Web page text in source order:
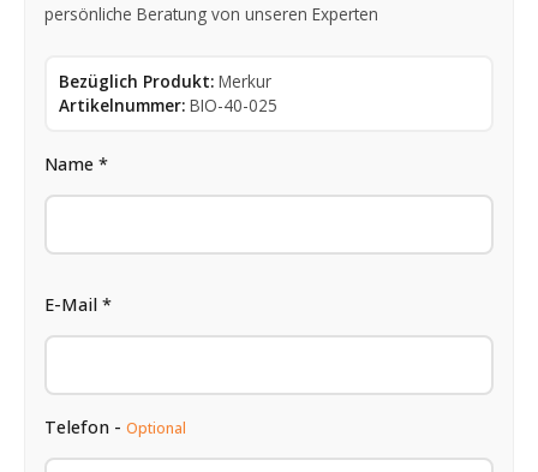
persönliche Beratung von unseren Experten
Bezüglich Produkt: Merkur
Artikelnummer: BIO-40-025
Name *
E-Mail *
Telefon - Optional